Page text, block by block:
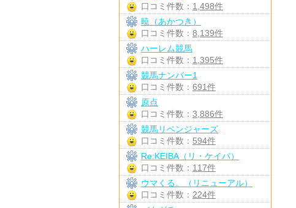
口コミ件数： 1,498件
暁（あかつき）
口コミ件数： 8,139件
ハーレム競馬
口コミ件数： 1,395件
競馬ナンバー1
口コミ件数： 691件
原点
口コミ件数： 3,886件
競馬リベンジャーズ
口コミ件数： 594件
Re:KEIBA（リ・ケイバ）
口コミ件数： 117件
ウマくる。（リニューアル）
口コミ件数： 224件